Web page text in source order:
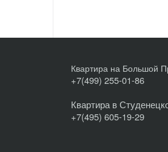
Квартира на Большой
+7(499) 255-01-86
Квартира в
+7(495) 605-19-29